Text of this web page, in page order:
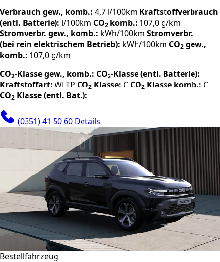
Verbrauch gew., komb.: 4,7 l/100km Kraftstoffverbrauch
(entl. Batterie): l/100km CO2 komb.: 107,0 g/km
Stromverbr. gew., komb.: kWh/100km Stromverbr.
(bei rein elektrischem Betrieb): kWh/100km CO2 gew.,
komb.: 107,0 g/km
CO2-Klasse gew., komb.: CO2-Klasse (entl. Batterie):
Kraftstoffart: WLTP CO2 Klasse: C CO2 Klasse komb.: C
CO2 Klasse (entl. Bat.):
(0351) 41 50 60 Details
Bestellfahrzeug